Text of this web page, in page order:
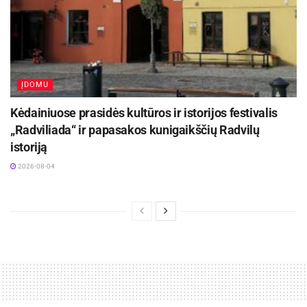
ĮDOMU
Kėdainiuose prasidės kultūros ir istorijos festivalis
„Radviliada“ ir papasakos kunigaikščių Radvilų
istoriją
2026-08-04